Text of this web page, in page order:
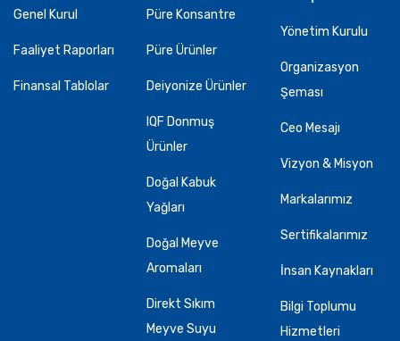
Genel Kurul
Faaliyet Raporları
Finansal Tablolar
Püre Konsantre
Püre Ürünler
Deiyonize Ürünler
IQF Donmuş
Ürünler
Doğal Kabuk
Yağları
Doğal Meyve
Aromaları
Direkt Sıkım
Meyve Suyu
Yönetim Kurulu
Organizasyon
Şeması
Ceo Mesajı
Vizyon & Misyon
Markalarımız
Sertifikalarımız
İnsan Kaynakları
Bilgi Toplumu
Hizmetleri